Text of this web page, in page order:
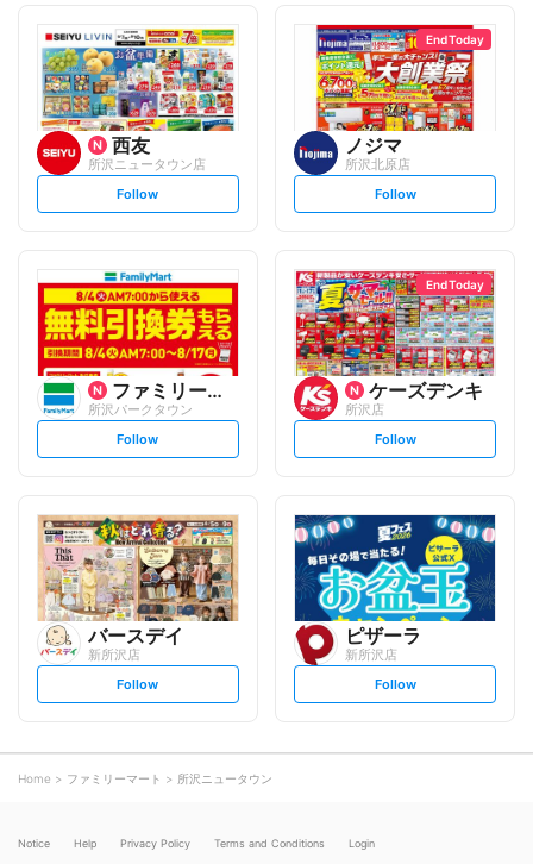
西友
所沢ニュータウン店
s
l
o
w
Follow
End Today
ノジマ
所沢北原店
s
l
o
w
Follow
ファミリーマート
所沢パークタウン
s
l
o
w
Follow
End Today
ケーズデンキ
所沢店
s
l
o
w
Follow
バースデイ
新所沢店
s
l
o
Follow
ピザーラ
新所沢店
s
l
Follow
Home ファミリーマート 所沢ニュータウン
Notice Help Privacy Policy Terms and Conditions Login